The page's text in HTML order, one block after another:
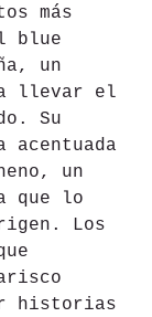
más
blue
un
llevar el
Su
acentuada
un
que lo
Los
historias